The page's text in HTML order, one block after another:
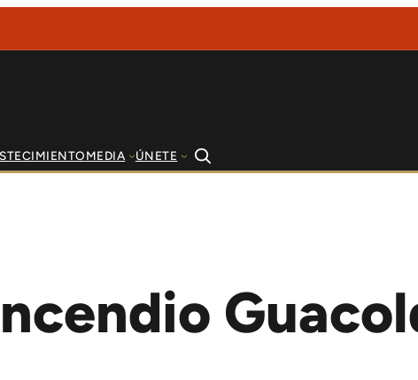
MEDIA ÚNETE